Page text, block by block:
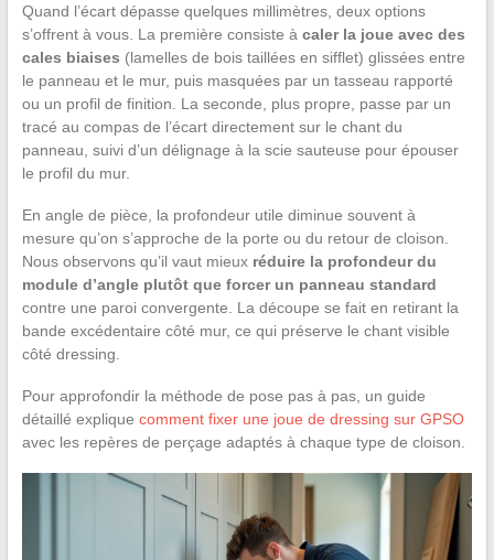
Quand l’écart dépasse quelques millimètres, deux options
s’offrent à vous. La première consiste à caler la joue avec des
cales biaises (lamelles de bois taillées en sifflet) glissées entre
le panneau et le mur, puis masquées par un tasseau rapporté
ou un profil de finition. La seconde, plus propre, passe par un
tracé au compas de l’écart directement sur le chant du
panneau, suivi d’un délignage à la scie sauteuse pour épouser
le profil du mur.
En angle de pièce, la profondeur utile diminue souvent à
mesure qu’on s’approche de la porte ou du retour de cloison.
Nous observons qu’il vaut mieux réduire la profondeur du
module d’angle plutôt que forcer un panneau standard
contre une paroi convergente. La découpe se fait en retirant la
bande excédentaire côté mur, ce qui préserve le chant visible
côté dressing.
Pour approfondir la méthode de pose pas à pas, un guide
détaillé explique comment fixer une joue de dressing sur GPSO
avec les repères de perçage adaptés à chaque type de cloison.